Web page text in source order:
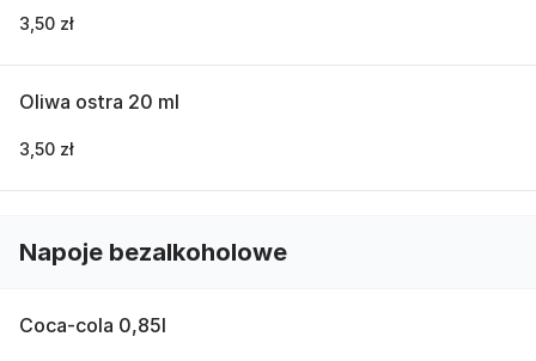
3,50 zł
Oliwa ostra 20 ml
3,50 zł
Napoje bezalkoholowe
Coca-cola 0,85l